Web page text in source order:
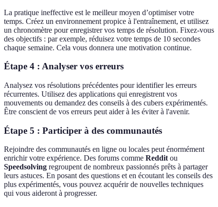
La pratique ineffective est le meilleur moyen d’optimiser votre
temps. Créez un environnement propice à l'entraînement, et utilisez
un chronomètre pour enregistrer vos temps de résolution. Fixez-vous
des objectifs : par exemple, réduisez votre temps de 10 secondes
chaque semaine. Cela vous donnera une motivation continue.
Étape 4 : Analyser vos erreurs
Analysez vos résolutions précédentes pour identifier les erreurs
récurrentes. Utilisez des applications qui enregistrent vos
mouvements ou demandez des conseils à des cubers expérimentés.
Être conscient de vos erreurs peut aider à les éviter à l'avenir.
Étape 5 : Participer à des communautés
Rejoindre des communautés en ligne ou locales peut énormément
enrichir votre expérience. Des forums comme Redditou
Speedsolving regroupent de nombreux passionnés prêts à partager
leurs astuces. En posant des questions et en écoutant les conseils des
plus expérimentés, vous pouvez acquérir de nouvelles techniques
qui vous aideront à progresser.